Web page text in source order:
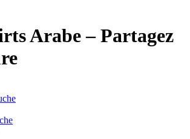
Arabe – Partagez